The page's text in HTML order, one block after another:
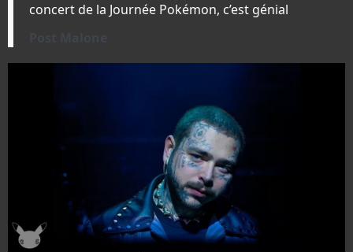
concert de la Journée Pokémon, c’est génial